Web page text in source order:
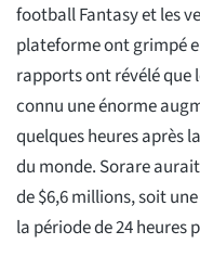
football Fantasy et les
plateforme ont grimpé
rapports ont révélé que
connu une énorme
quelques heures après
du monde. Sorare
de $6,6 millions, soit
la période de 24 heures